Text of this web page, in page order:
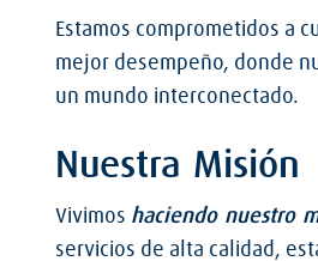
Estamos comprometidos a
mejor desempeño, donde
un mundo interconectado.
Nuestra Misión
Vivimos haciendo nuestro
servicios de alta calidad,